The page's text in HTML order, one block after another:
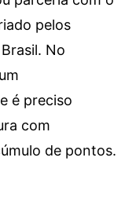
pelos
No
é preciso
com
de pontos.